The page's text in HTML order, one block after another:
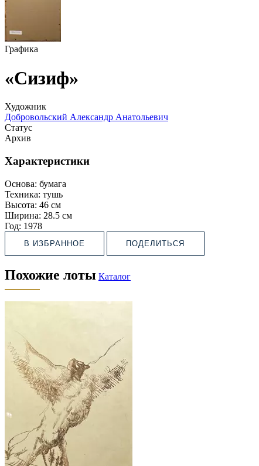
Графика
«Сизиф»
Художник
Добровольский Александр Анатольевич
Статус
Архив
Характеристики
Основа: бумага
Техника: тушь
Высота: 46 см
Ширина: 28.5 см
Год: 1978
В ИЗБРАННОЕ ПОДЕЛИТЬСЯ
Похожие лоты Каталог